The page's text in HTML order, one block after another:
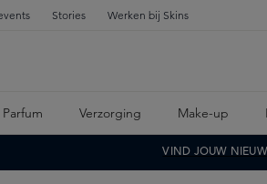
Stories Werken bij Skins
Parfum Verzorging Make-up
VIND JOUW